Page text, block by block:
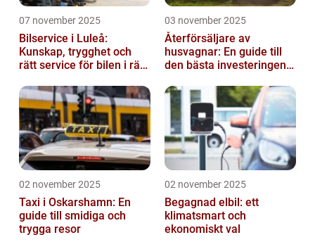
07 november 2025
Bilservice i Luleå:
Kunskap, trygghet och
rätt service för bilen i rätt
03 november 2025
Återförsäljare av
husvagnar: En guide till
den bästa investeringen
02 november 2025
Taxi i Oskarshamn: En
guide till smidiga och
trygga resor
02 november 2025
Begagnad elbil: ett
klimatsmart och
ekonomiskt val